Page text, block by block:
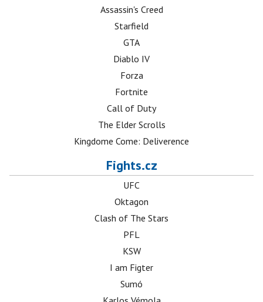
Assassin's Creed
Starfield
GTA
Diablo IV
Forza
Fortnite
Call of Duty
The Elder Scrolls
Kingdome Come: Deliverence
Fights.cz
UFC
Oktagon
Clash of The Stars
PFL
KSW
I am Figter
Sumó